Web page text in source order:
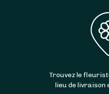
Trouvez le
lieu de livraison